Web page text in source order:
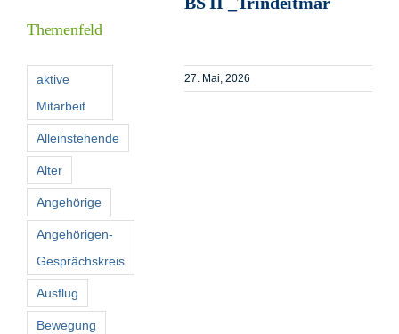
27. Mai, 2026
Themenfeld
aktive
Mitarbeit
Alleinstehende
Alter
Angehörige
Angehörigen-
Gesprächskreis
Ausflug
Bewegung